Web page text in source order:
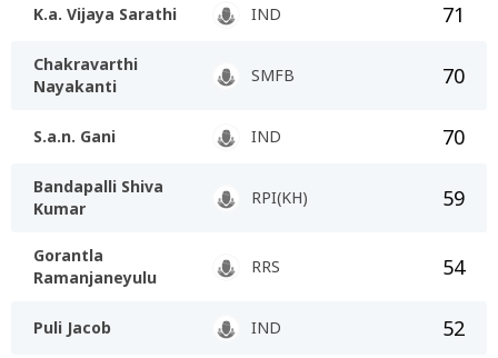
K.a. Vijaya Sarathi IND 71
Chakravarthi
Nayakanti
SMFB 70
S.a.n. Gani IND 70
Bandapalli Shiva
Kumar
RPI(KH) 59
Gorantla
Ramanjaneyulu
RRS 54
Puli Jacob IND 52